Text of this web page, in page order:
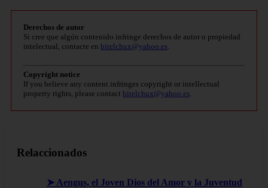
Derechos de autor
Si cree que algún contenido infringe derechos de autor o propiedad
intelectual, contacte en bitelchux@yahoo.es.
Copyright notice
If you believe any content infringes copyright or intellectual
property rights, please contact bitelchux@yahoo.es.
Relaccionados
➤ Aengus, el Joven Dios del Amor y la Juventud